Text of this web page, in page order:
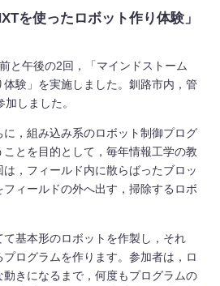
を使ったロボット作り体験」
と午後の2回，「マインドストーム
験」を実施しました。釧路市内，管
しました。
，組み込み系のロボット制御プログ
とを目的として，毎年情報工学の教
，フィールド内に散らばったブロッ
ィールドの外へ出す，掃除するロボ
基本形のロボットを作製し，それ
ログラムを作ります。参加者は，ロ
きになるまで，何度もプログラムの